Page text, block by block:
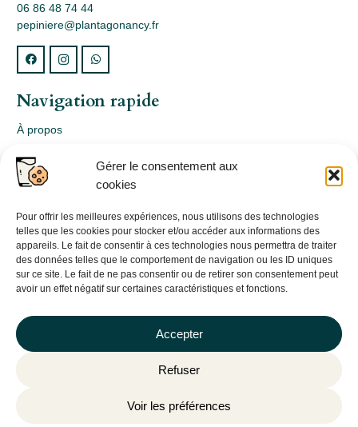
Gérer le consentement aux
cookies
Pour offrir les meilleures expériences, nous utilisons des technologies
telles que les cookies pour stocker et/ou accéder aux informations des
appareils. Le fait de consentir à ces technologies nous permettra de traiter
des données telles que le comportement de navigation ou les ID uniques
sur ce site. Le fait de ne pas consentir ou de retirer son consentement peut
avoir un effet négatif sur certaines caractéristiques et fonctions.
Accepter
Refuser
Voir les préférences
06 86 48 74 44
pepiniere@plantagonancy.fr
Navigation rapide
À propos
Webshop
Nos produits
Conception
Consultation
Contact
Informations légales
Politique de confidentialité
Politique de cookies (UE)